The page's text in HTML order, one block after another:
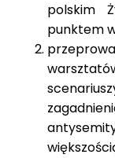
polskim
punktem